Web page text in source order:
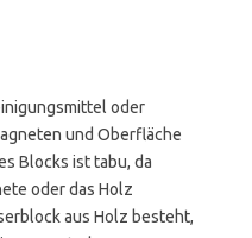
oder
und Oberfläche
Blocks ist tabu, da
oder das Holz
aus Holz besteht,